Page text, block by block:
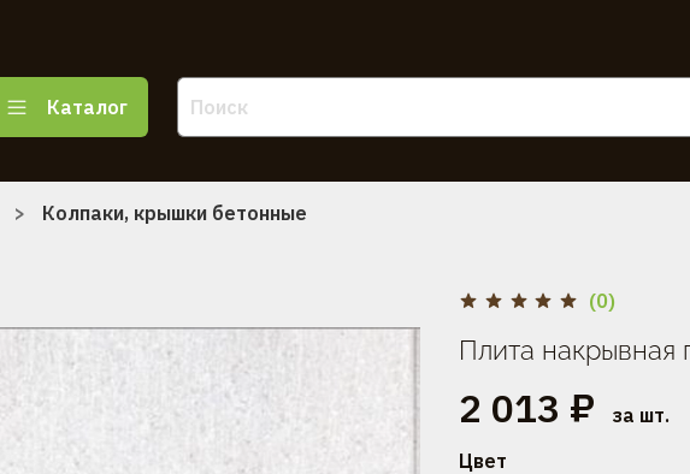
Каталог
Колпаки, крышки бетонные
(0)
Плита накрывная
2 013 ₽ за шт.
Цвет